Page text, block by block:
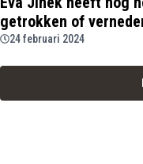
getrokken of
24 februari 2024